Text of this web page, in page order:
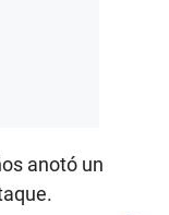
anotó un